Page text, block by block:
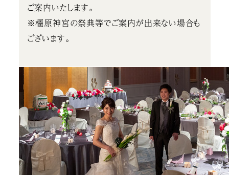
ご案内いたします。
※橿原神宮の祭典等でご案内が出来ない場合も
ございます。